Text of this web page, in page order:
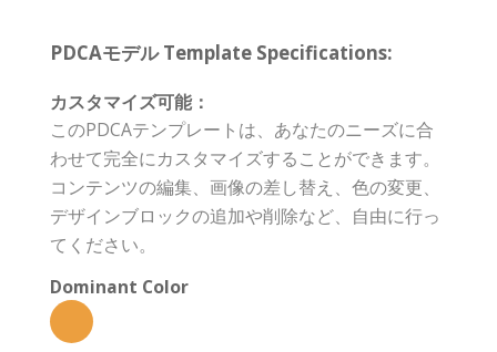
PDCAモデル Template Specifications:
カスタマイズ可能：
このPDCAテンプレートは、あなたのニーズに合
わせて完全にカスタマイズすることができます。
コンテンツの編集、画像の差し替え、色の変更、
デザインブロックの追加や削除など、自由に行っ
てください。
Dominant Color